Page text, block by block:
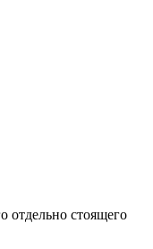
отдельно стоящего